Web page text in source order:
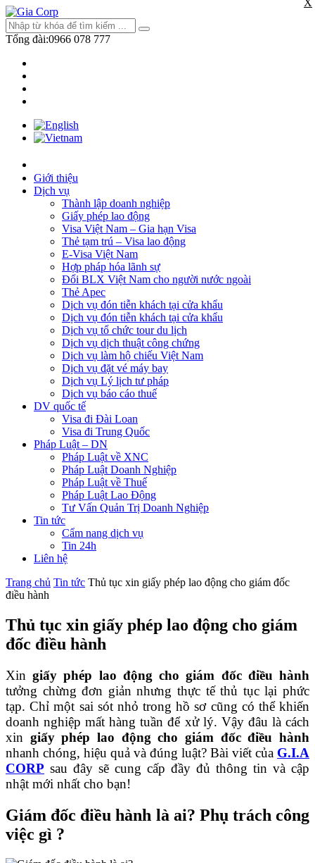
Tổng đài:0966 078 777
Giới thiệu
Dịch vụ
Thành lập doanh nghiệp
Giấy phép lao động
Visa Việt Nam – Gia hạn Visa
Thẻ tạm trú – Visa lao động
E-Visa Việt Nam
Hợp pháp hóa lãnh sự
Đổi BLX Việt Nam cho người nước ngoài
Thẻ Apec
Dịch vụ đón tiễn khách tại cửa khẩu
Dịch vụ đón tiễn khách tại cửa khẩu
Dịch vụ tổ chức tour du lịch
Dịch vụ dịch thuật công chứng
Dịch vụ làm hộ chiếu Việt Nam
Dịch vụ đặt vé máy bay
Dịch vụ Lý lịch tư pháp
Dịch vụ báo cáo thuế
DV quốc tế
Visa đi Đài Loan
Visa đi Trung Quốc
Pháp Luật – DN
Pháp Luật về XNC
Pháp Luật Doanh Nghiệp
Pháp Luật về Thuế
Pháp Luật Lao Động
Tư Vấn Quản Trị Doanh Nghiệp
Tin tức
Cẩm nang dịch vụ
Tin 24h
Liên hệ
Trang chủ Tin tức Thủ tục xin giấy phép lao động cho giám đốc
điều hành
Thủ tục xin giấy phép lao động cho giám
đốc điều hành
Xingiấy phép lao động cho giám đốc điều hành
tưởng chừng đơn giản nhưng thực tế thủ tục lại phức
tạp. Chỉ một sai sót nhỏ trong hồ sơ cũng có thể khiến
doanh nghiệp mất hàng tuần để xử lý. Vậy đâu là cách
xin giấy phép lao động cho giám đốc điều hành
nhanh chóng, hiệu quả và đúng luật? Bài viết của G.I.A
CORP sau đây sẽ cung cấp đầy đủ thông tin và cập
nhật mới nhất cho bạn!
Giám đốc điều hành là ai? Phụ trách công
việc gì ?
X